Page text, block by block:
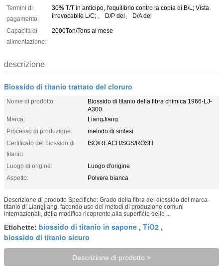
Termini di
pagamento:
30% T/T in anticipo, l'equilibrio contro la copia di B/L; Vista
irrevocabile L/C; 、 D/P del、 D/A del
Capacità di
alimentazione:
2000Ton/Tons al mese
descrizione
Biossido di titanio trattato del cloruro
Nome di prodotto:
Biossido di titanio della fibra chimica 1966-LJ-
A300
Marca:
LiangJiang
Processo di produzione:
metodo di sintesi
Certificato del biossido di
titanio:
ISO/REACH/SGS/ROSH
Luogo di origine:
Luogo d'origine
Aspetto:
Polvere bianca
Descrizione di prodotto Specifiche: Grado della fibra del diossido del marca-
titanio di Liangjiang, facendo uso dei metodi di produzione comuni
internazionali, della modifica ricoprente alla superficie delle ...
Etichette: biossido di titanio in sapone , TiO2 ,
biossido di titanio sicuro
Descrizione di prodotto >